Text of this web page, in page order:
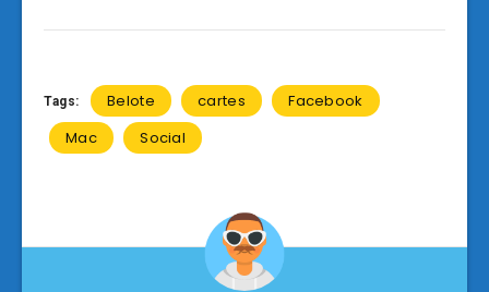
Tags: Belote cartes
Facebook
Mac
Social